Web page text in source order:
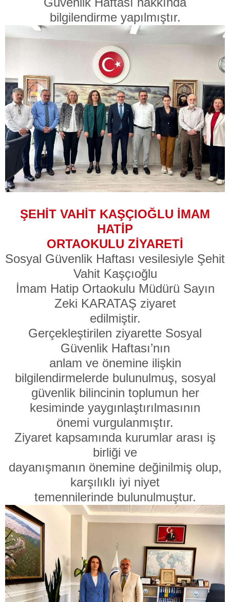
bilgilendirme yapılmıştır.
ŞEHİT VAHİT KAŞÇIOĞLU İMAM
HATİP
ORTAOKULU ZİYARETİ
Sosyal Güvenlik Haftası vesilesiyle Şehit
Vahit Kaşçıoğlu
İmam Hatip Ortaokulu Müdürü Sayın
Zeki KARATAŞ ziyaret
edilmiştir.
Gerçekleştirilen ziyarette Sosyal
Güvenlik Haftası’nın
anlam ve önemine ilişkin
bilgilendirmelerde bulunulmuş, sosyal
güvenlik bilincinin toplumun her
kesiminde yaygınlaştırılmasının
önemi vurgulanmıştır.
Ziyaret kapsamında kurumlar arası iş
birliği ve
dayanışmanın önemine değinilmiş olup,
karşılıklı iyi niyet
temennilerinde bulunulmuştur.